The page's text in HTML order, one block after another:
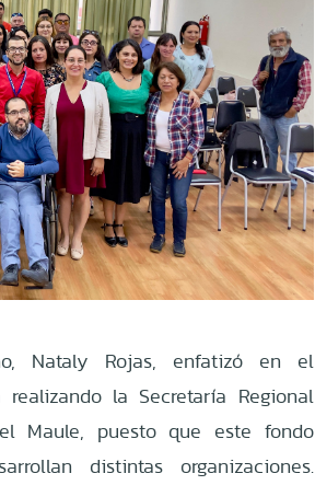
Nataly Rojas, enfatizó en el
la Secretaría Regional
Maule, puesto que este fondo
distintas organizaciones.